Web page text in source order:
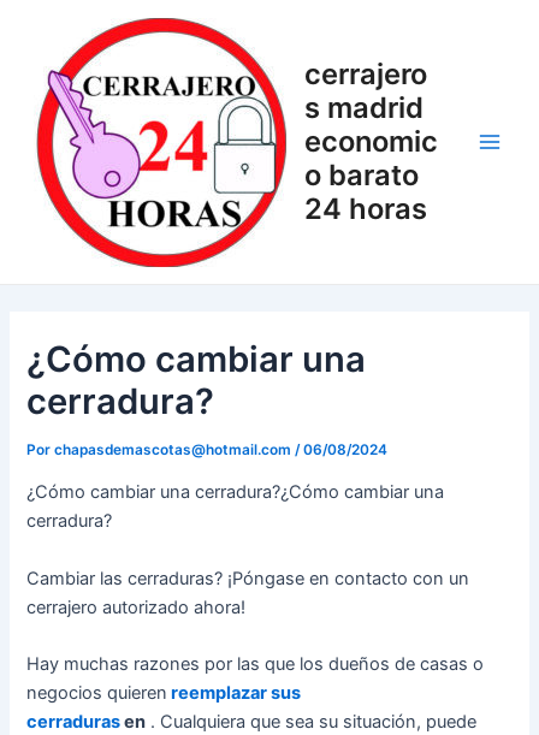
contenido
cerrajero
s madrid
economic
o barato
24 horas
¿Cómo cambiar una
cerradura?
Porchapasdemascotas@hotmail.com/06/08/2024
¿Cómo cambiar una cerradura?¿Cómo cambiar una
cerradura?
Cambiar las cerraduras? ¡Póngase en contacto con un
cerrajero autorizado ahora!
Hay muchas razones por las que los dueños de casas o
negocios quieren reemplazar sus
cerradurasen . Cualquiera que sea su situación, puede
entradas